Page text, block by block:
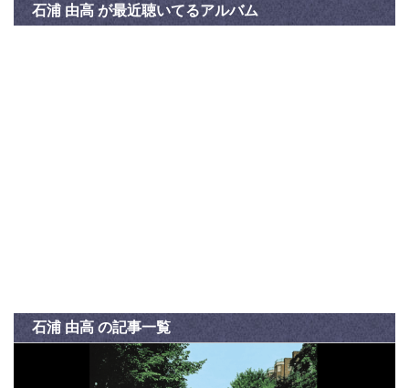
石浦 由高 が最近聴いてるアルバム
石浦 由高 の記事一覧